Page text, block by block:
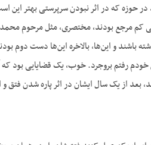
حوزه که در اثر نبودن سرپرستی بهتر
کم مرجع بودند، مختصری، مثل مرحوم
باشند و این‌ها، بالاخره این‌ها دست دوم
رفتم بروجرد. خوب، یک قضایایی بود
بعد از یک سال ایشان در اثر پاره شدن